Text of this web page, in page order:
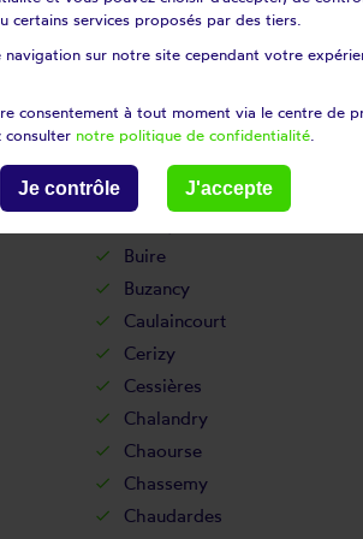
Bouffignereux
Bourguignon-sous-
Braye-en-thiérache
Brunehamel
Buire
Buzancy
Caulaincourt
Cerizy
Cessières
Chalandry
Chaourse
Chassemy
Chaudardes
certains services proposés par des tiers.
sur notre site cependant votre
consentement à tout moment via le centre de
consulter notre politique de confidentialité
Je contrôle J'accepte